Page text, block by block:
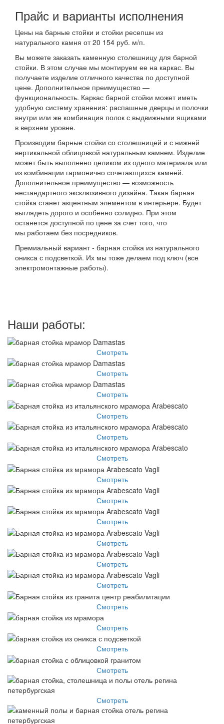
Прайс и варианты исполнения
Цены на барные стойки и стойки ресепшн из
натурального камня от 20 154 руб. м/п.
Вы можете заказать каменную столешницу для барной
стойки. В этом случае мы монтируем ее на каркас. Вы
получаете изделие отличного качества по доступной
цене. Дополнительное преимущество —
функциональность. Каркас барной стойки может иметь
удобную систему хранения: распашные дверцы и полочки
внутри или же комбинация полок с выдвижными ящиками
в верхнем уровне.
Производим барные стойки со столешницей и с нижней
вертикальной облицовкой натуральным камнем. Изделие
может быть выполнено целиком из одного материала или
из комбинации гармонично сочетающихся камней.
Дополнительное преимущество — возможность
нестандартного эксклюзивного дизайна. Такая барная
стойка станет акцентным элементом в интерьере. Будет
выглядеть дорого и особенно солидно. При этом
останется доступной по цене за счет того, что
мы работаем без посредников.
Премиальный вариант - барная стойка из натурального
оникса с подсветкой. Их мы тоже делаем под ключ (все
электромонтажные работы).
Наши работы:
Смотреть
Смотреть
Смотреть
Смотреть
Смотреть
Смотреть
Смотреть
Смотреть
Смотреть
Смотреть
Смотреть
Смотреть
Смотреть
Смотреть
Смотреть
Смотреть
Смотреть